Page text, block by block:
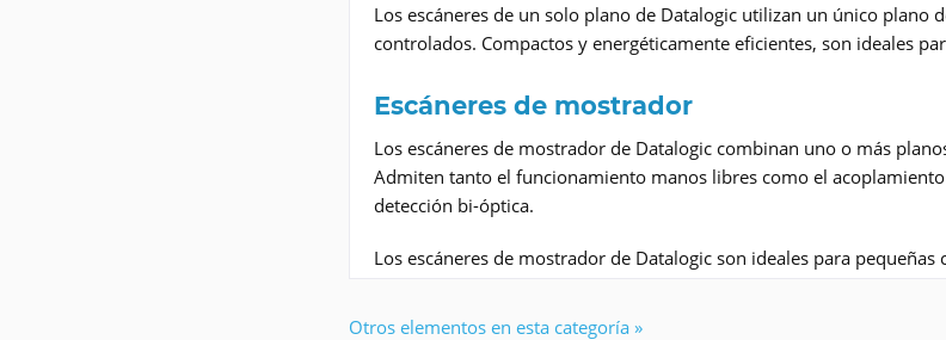
Los escáneres de un solo plano de Datalogic utilizan un único plano
controlados. Compactos y energéticamente eficientes, son ideales
Escáneres de mostrador
Los escáneres de mostrador de Datalogic combinan uno o más
Admiten tanto el funcionamiento manos libres como el
detección bi-óptica.
Los escáneres de mostrador de Datalogic son ideales para
Otros elementos en esta categoría »